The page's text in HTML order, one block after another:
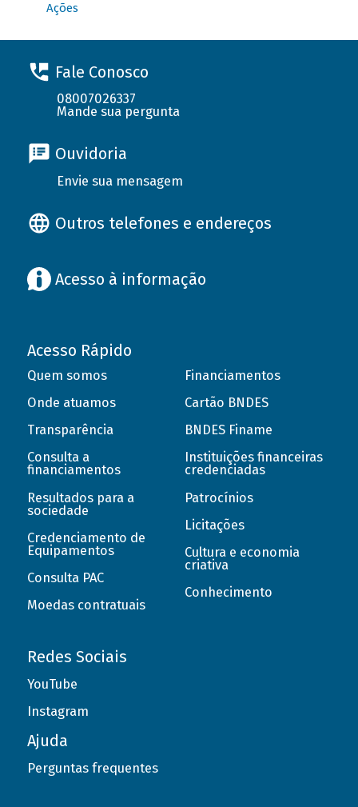
Ações
Fale Conosco
08007026337
Mande sua pergunta
Ouvidoria
Envie sua mensagem
Outros telefones e endereços
Acesso à informação
Acesso Rápido
Quem somos
Onde atuamos
Transparência
Consulta a
financiamentos
Resultados para a
sociedade
Credenciamento de
Equipamentos
Consulta PAC
Moedas contratuais
Financiamentos
Cartão BNDES
BNDES Finame
Instituições financeiras
credenciadas
Patrocínios
Licitações
Cultura e economia
criativa
Conhecimento
Redes Sociais
YouTube
Instagram
Ajuda
Perguntas frequentes